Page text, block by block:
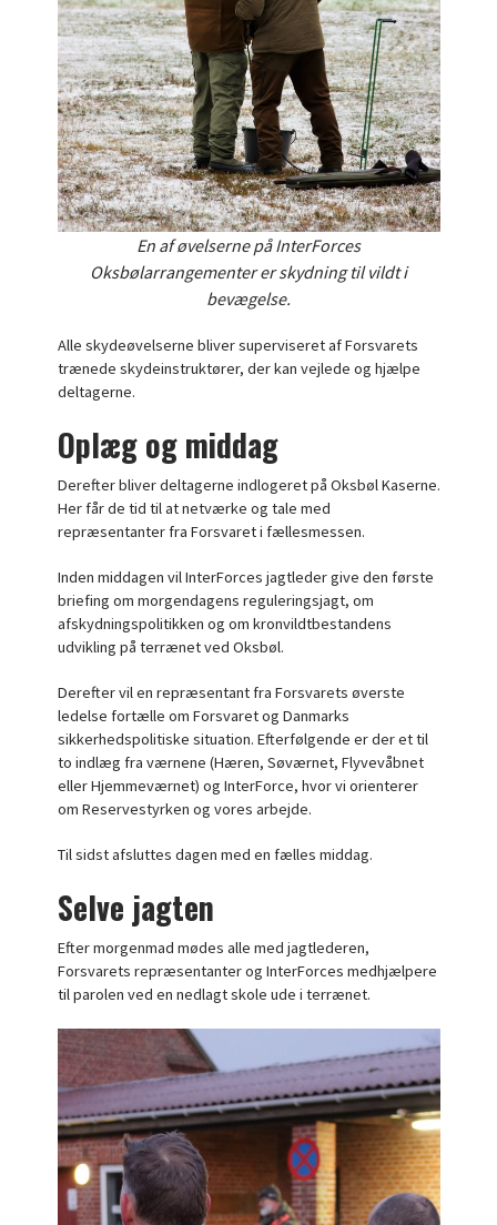
En af øvelserne på InterForces
Oksbølarrangementer er skydning til vildt i
bevægelse.
Alle skydeøvelserne bliver superviseret af Forsvarets
trænede skydeinstruktører, der kan vejlede og hjælpe
deltagerne.
Oplæg og middag
Derefter bliver deltagerne indlogeret på Oksbøl Kaserne.
Her får de tid til at netværke og tale med
repræsentanter fra Forsvaret i fællesmessen.
Inden middagen vil InterForces jagtleder give den første
briefing om morgendagens reguleringsjagt, om
afskydningspolitikken og om kronvildtbestandens
udvikling på terrænet ved Oksbøl.
Derefter vil en repræsentant fra Forsvarets øverste
ledelse fortælle om Forsvaret og Danmarks
sikkerhedspolitiske situation. Efterfølgende er der et til
to indlæg fra værnene (Hæren, Søværnet, Flyvevåbnet
eller Hjemmeværnet) og InterForce, hvor vi orienterer
om Reservestyrken og vores arbejde.
Til sidst afsluttes dagen med en fælles middag.
Selve jagten
Efter morgenmad mødes alle med jagtlederen,
Forsvarets repræsentanter og InterForces medhjælpere
til parolen ved en nedlagt skole ude i terrænet.